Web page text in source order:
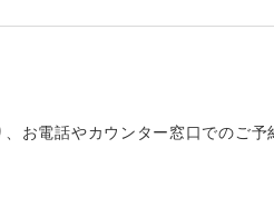
お電話やカウンター窓口でのご予